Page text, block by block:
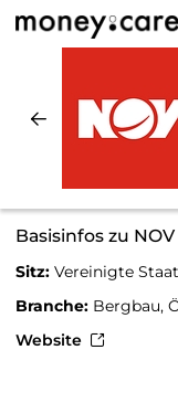
Basisinfos zu NOV
Sitz: Vereinigte
Branche: Bergbau,
Website